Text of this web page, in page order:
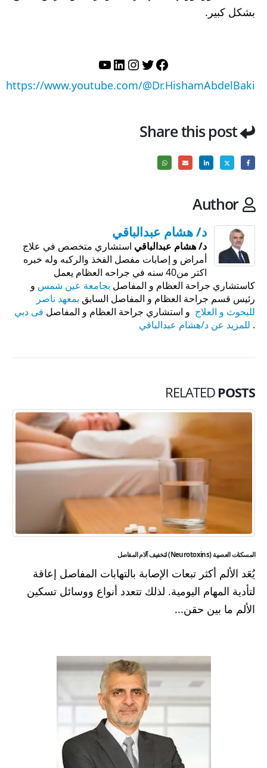
بشكل كبير.
فيسبوك
تويترإنستجرام
لينكد إنيوتيوب
https://www.youtube.com/@Dr.HishamAbdelBaki
Share this post
Author
د/ هشام عبدالباقي
د/ هشام عبدالباقي استشاري متخصص في علاج
أمراض و إصابات مفصل الفخذ والركبه وله خبره
اكتر من40 سنه في جراحه العظام يعمل
كاستشاري جراحة العظام و المفاصل بجامعة عين شمس و
رئيس قسم جراحة العظام و المفاصل السابق بمعهد ناصر
للبحوث و العلاج و استشاري جراحة العظام و المفاصل فى دبي
. للمزيد عن د/هشام عبدالباقي
RELATED POSTS
المسكنات العصبية (Neurotoxins) لتخفيف آلام المفاصل
يُعَد الألم أكثر تبعات الإصابة بالتهابات المفاصل إعاقة
لتأدية المهام اليومية. لذلك تتعدد أنواع ووسائل تسكين
الألم ما بين حقن...